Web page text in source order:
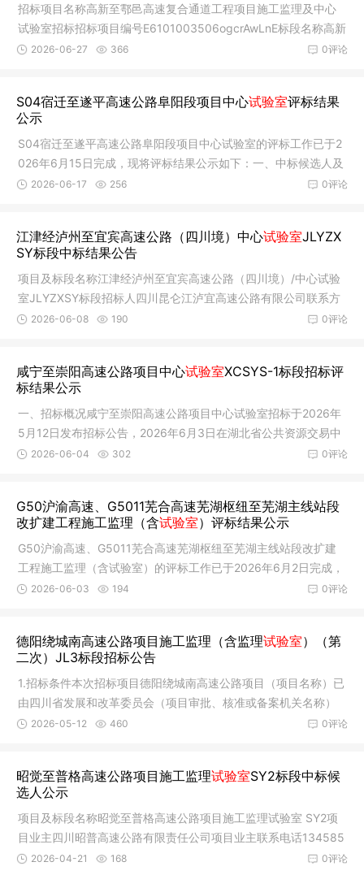
招标项目名称高新至鄠邑高速复合通道工程项目施工监理及中心
试验室招标招标项目编号E6101003506ogcrAwLnE标段名称高新
至鄠邑高速
0评论
2026-06-27 366
S04宿迁至遂平高速公路阜阳段项目中心试验室评标结果
公示
S04宿迁至遂平高速公路阜阳段项目中心试验室的评标工作已于2
026年6月15日完成，现将评标结果公示如下：一、中标候选人及
其相关信
0评论
2026-06-17 256
江津经泸州至宜宾高速公路（四川境）中心试验室JLYZX
SY标段中标结果公告
项目及标段名称江津经泸州至宜宾高速公路（四川境）/中心试验
室JLYZXSY标段招标人四川昆仑江泸宜高速公路有限公司联系方
式183804
0评论
2026-06-08 190
咸宁至崇阳高速公路项目中心试验室XCSYS-1标段招标评
标结果公示
一、招标概况咸宁至崇阳高速公路项目中心试验室招标于2026年
5月12日发布招标公告，2026年6月3日在湖北省公共资源交易中
心1005室
0评论
2026-06-04 302
G50沪渝高速、G5011芜合高速芜湖枢纽至芜湖主线站段
改扩建工程施工监理（含试验室）评标结果公示
G50沪渝高速、G5011芜合高速芜湖枢纽至芜湖主线站段改扩建
工程施工监理（含试验室）的评标工作已于2026年6月2日完成，
现将评标结
0评论
2026-06-03 194
德阳绕城南高速公路项目施工监理（含监理试验室）（第
二次）JL3标段招标公告
1.招标条件本次招标项目德阳绕城南高速公路项目（项目名称）已
由四川省发展和改革委员会（项目审批、核准或备案机关名称）
以《关
0评论
2026-05-12 460
昭觉至普格高速公路项目施工监理试验室SY2标段中标候
选人公示
项目及标段名称昭觉至普格高速公路项目施工监理试验室 SY2项
目业主四川昭普高速公路有限责任公司项目业主联系电话134585
92170招
0评论
2026-04-21 168